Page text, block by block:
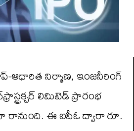
ఆధారిత నిర్మాణ, ఇంజనీరింగ్
లిమిటెడ్ ప్రారంభ
రానుంది. ఈ ఐపీఓ ద్వారా రూ.